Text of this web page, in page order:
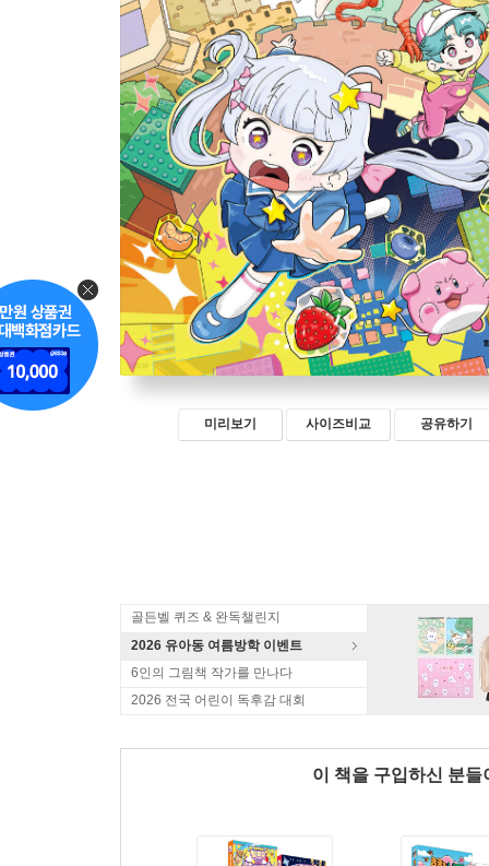
미리보기 사이즈비교 공유하기
골든벨 퀴즈 & 완독챌린지
2026 유아동 여름방학 이벤트
6인의 그림책 작가를 만나다
2026 전국 어린이 독후감 대회
이 책을 구입하신 분